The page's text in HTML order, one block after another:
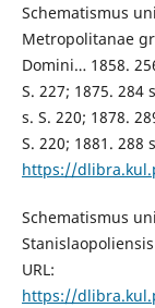
Schematismus
Metropolitanae
Domini… 1858.
S. 227; 1875. 284
s. S. 220; 1878.
S. 220; 1881. 288
https://
Schematismus
URL:
https://